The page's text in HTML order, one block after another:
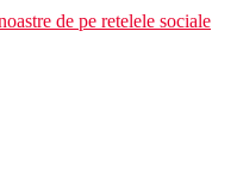
de pe retelele sociale